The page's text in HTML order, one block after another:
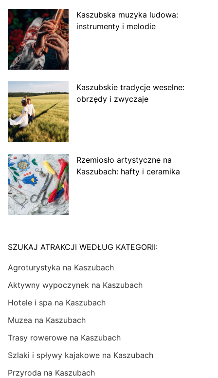
Kaszubska muzyka ludowa:
instrumenty i melodie
Kaszubskie tradycje weselne:
obrzędy i zwyczaje
Rzemiosło artystyczne na
Kaszubach: hafty i ceramika
SZUKAJ ATRAKCJI WEDŁUG KATEGORII:
Agroturystyka na Kaszubach
Aktywny wypoczynek na Kaszubach
Hotele i spa na Kaszubach
Muzea na Kaszubach
Trasy rowerowe na Kaszubach
Szlaki i spływy kajakowe na Kaszubach
Przyroda na Kaszubach